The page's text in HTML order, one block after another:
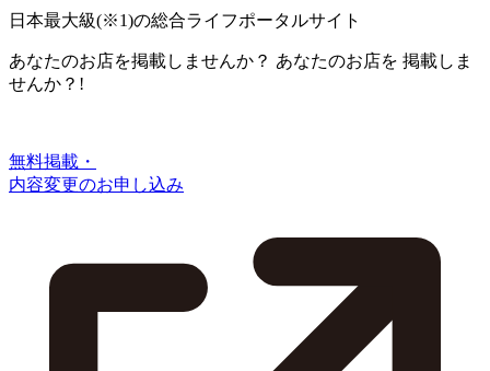
日本最大級(※1)の総合ライフポータルサイト
あなたのお店を掲載しませんか？ あなたのお店を 掲載しま
せんか？!
無料掲載・
内容変更のお申し込み